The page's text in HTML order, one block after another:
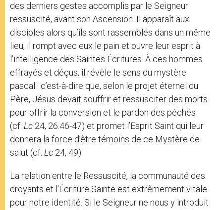
des derniers gestes accomplis par le Seigneur
ressuscité, avant son Ascension. Il apparaît aux
disciples alors qu’ils sont rassemblés dans un même
lieu, il rompt avec eux le pain et ouvre leur esprit à
l’intelligence des Saintes Écritures. À ces hommes
effrayés et déçus, il révèle le sens du mystère
pascal : c’est-à-dire que, selon le projet éternel du
Père, Jésus devait souffrir et ressusciter des morts
pour offrir la conversion et le pardon des péchés
(cf. Lc 24, 26.46-47) et promet l’Esprit Saint qui leur
donnera la force d’être témoins de ce Mystère de
salut (cf. Lc 24, 49).
La relation entre le Ressuscité, la communauté des
croyants et l’Écriture Sainte est extrêmement vitale
pour notre identité. Si le Seigneur ne nous y introduit